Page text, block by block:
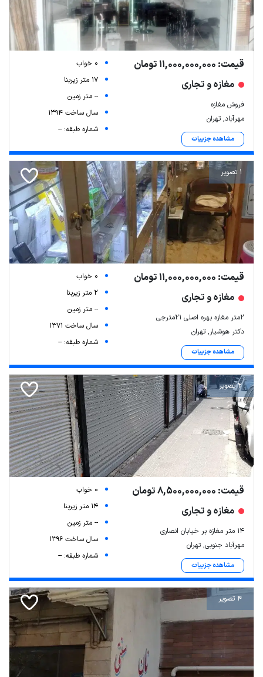
قیمت: 11,000,000,000 تومان
مغازه و تجاری
فروش مغازه
مهرآباد, تهران
مشاهده جزییات
0 خواب
17 متر زیربنا
-- متر زمین
سال ساخت 1394
شماره طبقه: --
1 تصویر
قیمت: 11,000,000,000 تومان
مغازه و تجاری
۲متر مغازه بهره اصلی ۲۱مترجی
دکتر هوشیار, تهران
مشاهده جزییات
0 خواب
2 متر زیربنا
-- متر زمین
سال ساخت 1371
شماره طبقه: --
2 تصویر
قیمت: 8,500,000,000 تومان
مغازه و تجاری
14 متر مغازه بر خیابان انصاری
مهرآباد جنوبی, تهران
مشاهده جزییات
0 خواب
14 متر زیربنا
-- متر زمین
سال ساخت 1396
شماره طبقه: --
4 تصویر